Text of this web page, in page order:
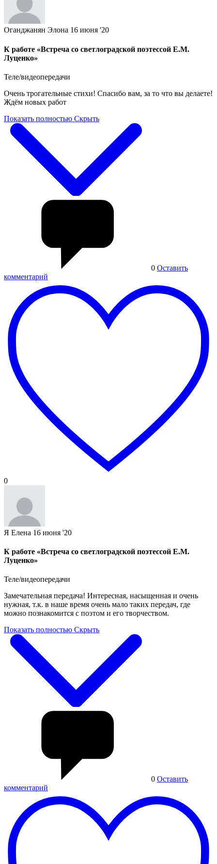
Оганджанян Элона 16 июня '20
К работе «Встреча со светлоградской поэтессой Е.М.
Луценко»
Теле/видеопередачи
Очень трогательные стихи! Спасибо вам, за то что вы делаете!
Ждём новых работ
Показать полностью Скрыть
0 Оставить
комментарий
0
Я Елена 16 июня '20
К работе «Встреча со светлоградской поэтессой Е.М.
Луценко»
Теле/видеопередачи
Замечательная передача! Интересная, насыщенная и очень
нужная, т.к. в наше время очень мало таких передач, где
можно познакомится с поэтом и его творчеством.
Показать полностью Скрыть
0 Оставить
комментарий